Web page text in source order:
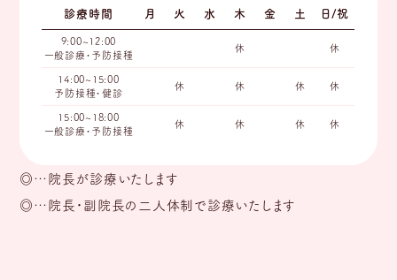
診療時間 月 火 水 木 金 土 日/祝
9:00~12:00
一般診療・予防接種
休 休
14:00~15:00
予防接種・健診
休 休 休 休
15:00~18:00
一般診療・予防接種
休 休 休 休
◎…院長が診療いたします
◎…院長・副院長の二人体制で診療いたします